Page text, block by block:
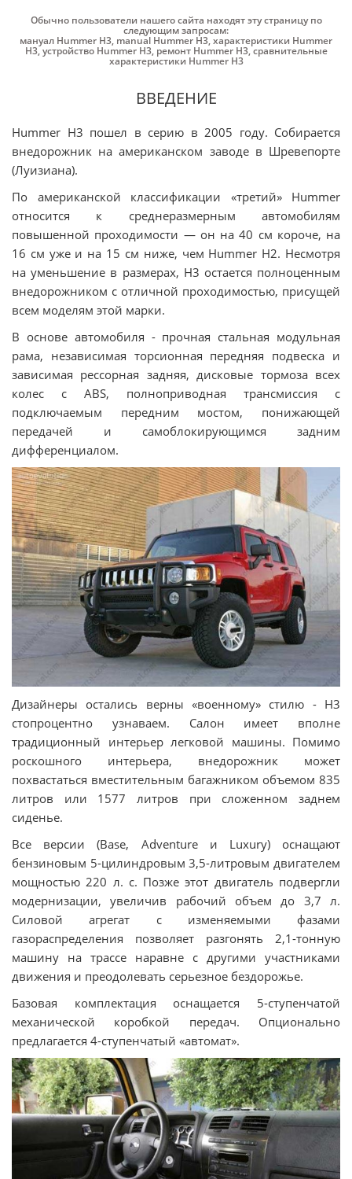
Обычно пользователи нашего сайта находят эту страницу по
следующим запросам:
мануал Hummer H3, manual Hummer H3,характеристики Hummer
H3,устройство Hummer H3, ремонт Hummer H3,сравнительные
характеристики Hummer H3
ВВЕДЕНИЕ
Hummer H3 пошел в серию в 2005 году. Собирается
внедорожник на американском заводе в Шревепорте
(Луизиана).
По американской классификации «третий» Hummer
относится к среднеразмерным автомобилям
повышенной проходимости — он на 40 см короче, на
16 см уже и на 15 см ниже, чем Hummer H2. Несмотря
на уменьшение в размерах, H3 остается полноценным
внедорожником с отличной проходимостью, присущей
всем моделям этой марки.
В основе автомобиля - прочная стальная модульная
рама, независимая торсионная передняя подвеска и
зависимая рессорная задняя, дисковые тормоза всех
колес с ABS, полноприводная трансмиссия с
подключаемым передним мостом, понижающей
передачей и самоблокирующимся задним
дифференциалом.
Дизайнеры остались верны «военному» стилю - H3
стопроцентно узнаваем. Салон имеет вполне
традиционный интерьер легковой машины. Помимо
роскошного интерьера, внедорожник может
похвастаться вместительным багажником объемом 835
литров или 1577 литров при сложенном заднем
сиденье.
Все версии (Base, Adventure и Luxury) оснащают
бензиновым 5-цилиндровым 3,5-литровым двигателем
мощностью 220 л. с. Позже этот двигатель подвергли
модернизации, увеличив рабочий объем до 3,7 л.
Силовой агрегат с изменяемыми фазами
газораспределения позволяет разгонять 2,1-тонную
машину на трассе наравне с другими участниками
движения и преодолевать серьезное бездорожье.
Базовая комплектация оснащается 5-ступенчатой
механической коробкой передач. Опционально
предлагается 4-ступенчатый «автомат».